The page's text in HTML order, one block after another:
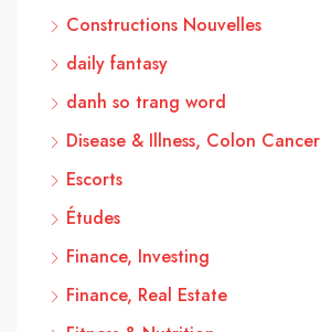
Constructions Nouvelles
daily fantasy
danh so trang word
Disease & Illness, Colon Cancer
Escorts
Études
Finance, Investing
Finance, Real Estate